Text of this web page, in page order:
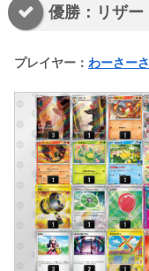
優勝：リザー
プレイヤー： わーさー